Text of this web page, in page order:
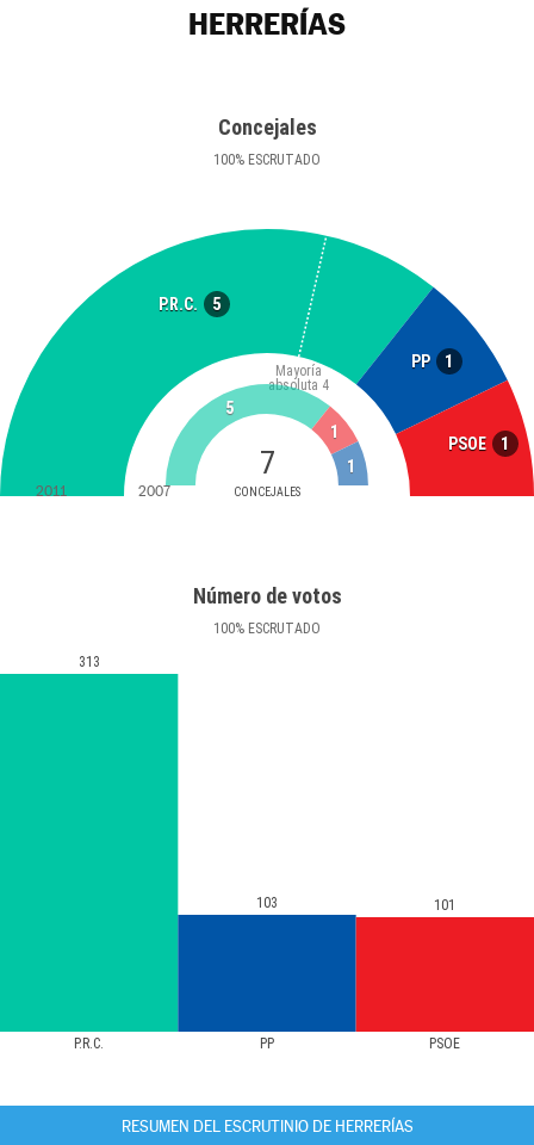
HERRERÍAS
Concejales
100% ESCRUTADO
P.R.C. 5
PP 1
PSOE 1
7
CONCEJALES
Mayoría
absoluta 4
5
1
1
2011 2007
Número de votos
100% ESCRUTADO
P.R.C. PP PSOE
313
103 101
RESUMEN DEL ESCRUTINIO DE HERRERÍAS